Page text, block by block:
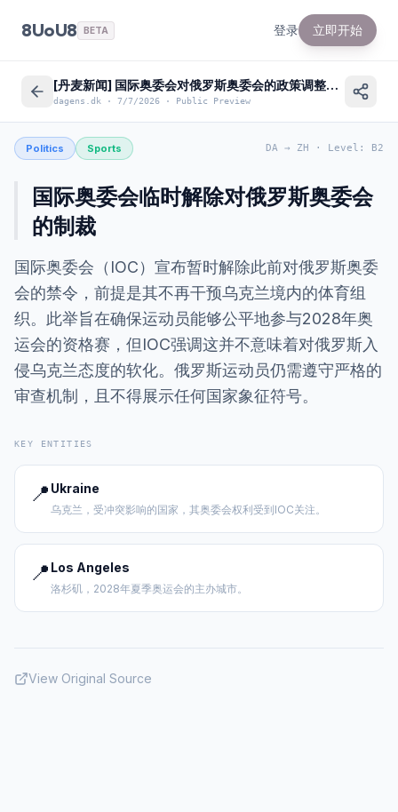
8UoU8 BETA 登录 立即开始
[丹麦新闻] 国际奥委会对俄罗斯奥委会的政策调整及背景解读
dagens.dk · 7/7/2026 · Public Preview
Politics Sports DA → ZH · Level : B2
国际奥委会临时解除对俄罗斯奥委会
的制裁
国际奥委会（IOC）宣布暂时解除此前对俄罗斯奥委
会的禁令，前提是其不再干预乌克兰境内的体育组
织。此举旨在确保运动员能够公平地参与2028年奥
运会的资格赛，但IOC强调这并不意味着对俄罗斯入
侵乌克兰态度的软化。俄罗斯运动员仍需遵守严格的
审查机制，且不得展示任何国家象征符号。
KEY ENTITIES
📍 Ukraine
乌克兰，受冲突影响的国家，其奥委会权利受到IOC关注。
📍 Los Angeles
洛杉矶，2028年夏季奥运会的主办城市。
View Original Source